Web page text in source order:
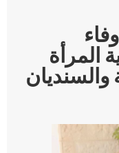
المرأة
والسنديان